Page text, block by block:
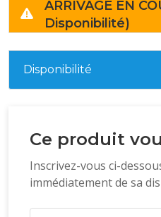
ARRIVAGE EN
Disponibilité)
Disponibilité
Ce produit
Inscrivez-vous ci-
immédiatement de sa